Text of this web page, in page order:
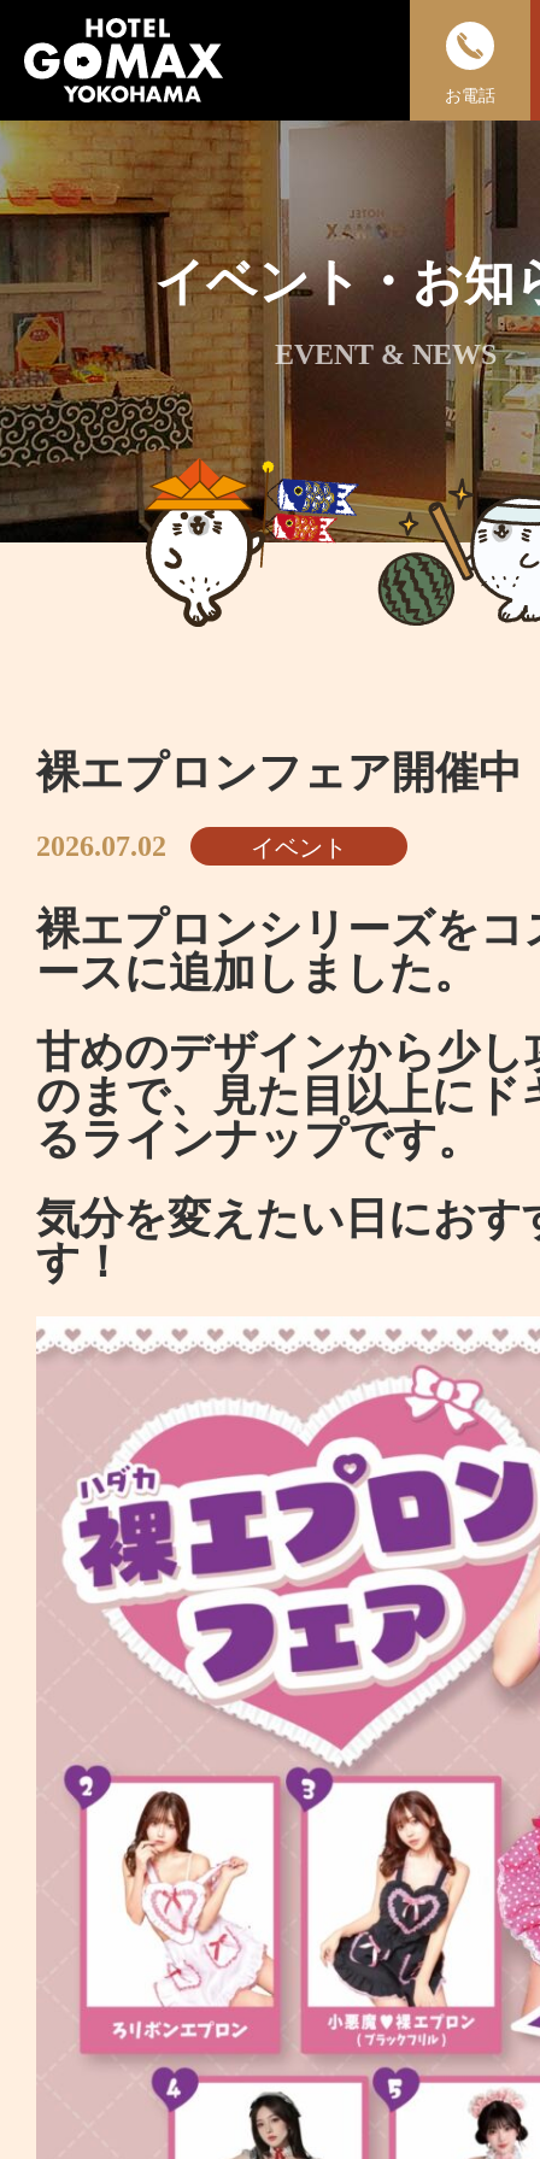
お電話
イベント・お知
EVENT & NEWS
裸エプロンフェア開催中
2026.07.02 イベント
裸エプロンシリーズを
ースに追加しました。
甘めのデザインから少し
のまで、見た目以上にド
るラインナップです。
気分を変えたい日におす
す！